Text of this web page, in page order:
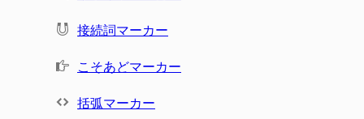
接続詞マーカー
こそあどマーカー
括弧マーカー